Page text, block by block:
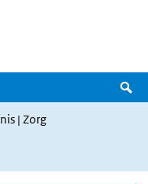
| Zorg